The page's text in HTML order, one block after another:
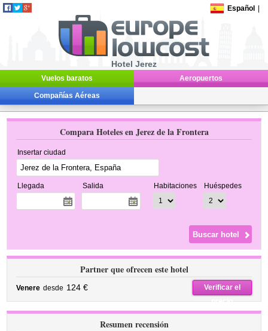
Español
Hotel Jerez
Vuelos baratos Aeropuertos
Compañías Aéreas
Compara Hoteles en Jerez de la Frontera
Insertar ciudad
Llegada Salida Habitaciones Huéspedes
Partner que ofrecen este hotel
Venere desde 124 €
Verificar el
precio
Resumen recensión